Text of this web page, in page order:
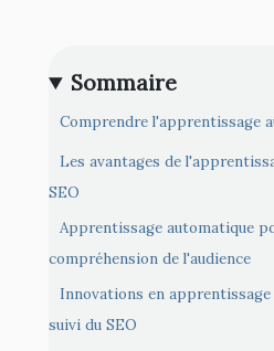
Sommaire
Comprendre l'apprentissage
Les avantages de
SEO
Apprentissage automatique
compréhension de l'audience
Innovations en
suivi du SEO